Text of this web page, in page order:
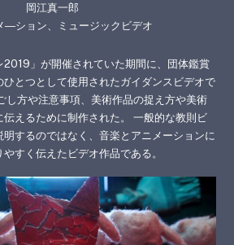
岡江真一郎
―ション、ミュージックビデオ
2019」が開催されていた期間に、団体鑑賞
とつとして使用されたガイダンスビデオで
し方や注意事項、美術作品の捉え方や美術
えるために制作された。 一般的な教則ビ
するのではなく、音楽とアニメーションに
すく伝えたビデオ作品である。